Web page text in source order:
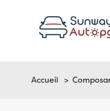
Accueil >